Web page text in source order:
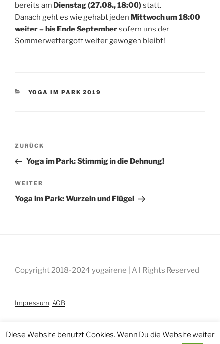
bereits am Dienstag (27.08., 18:00)statt.
Danach geht es wie gehabt jeden Mittwoch um 18:00
weiter – bis Ende Septembersofern uns der
Sommerwettergott weiter gewogen bleibt!
KATEGORIEN
YOGA IM PARK 2019
Beitragsnavigation
Vorheriger
Beitrag
ZURÜCK
Yoga im Park: Stimmig in die Dehnung!
Nächster
Beitrag
WEITER
Yoga im Park: Wurzeln und Flügel
Copyright 2018-2024 yogairene | All Rights Reserved
Impressum. AGB
Diese Website benutzt Cookies. Wenn Du die Website weiter